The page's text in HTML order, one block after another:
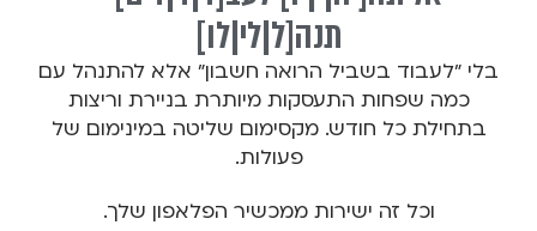
תנה[ל|לי|לו]
בלי "לעבוד בשביל הרואה חשבון" אלא להתנהל עם
כמה שפחות התעסקות מיותרת בניירת וריצות
בתחילת כל חודש. מקסימום שליטה במינימום של
פעולות.
וכל זה ישירות ממכשיר הפלאפון שלך.